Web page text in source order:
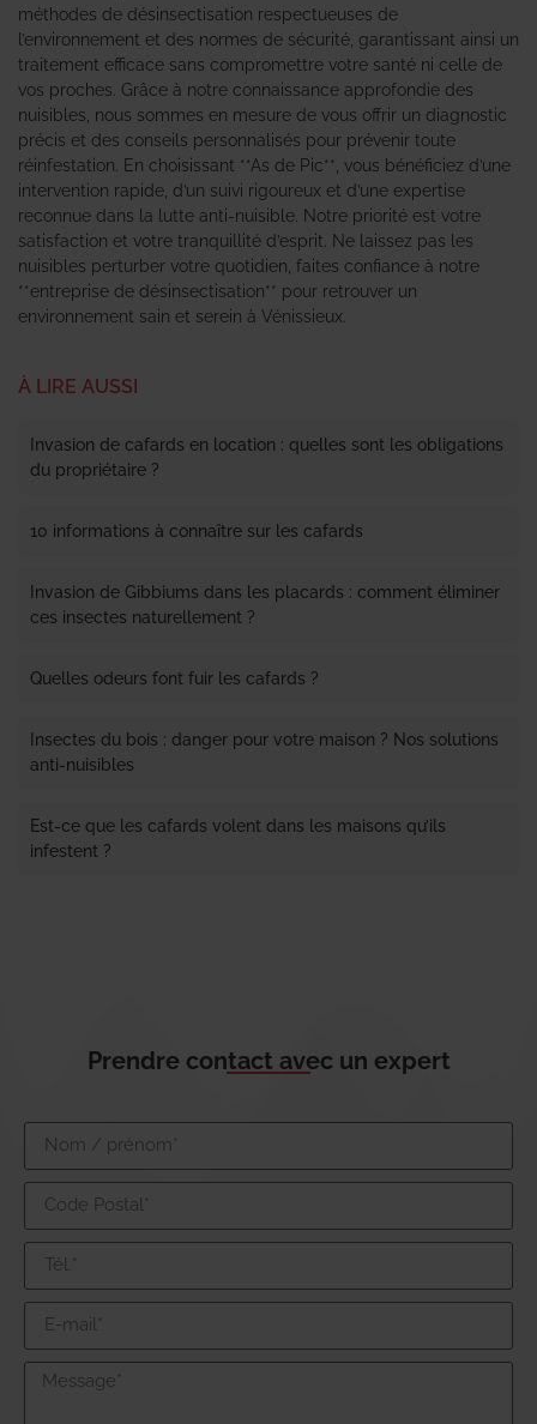
méthodes de désinsectisation respectueuses de
l’environnement et des normes de sécurité, garantissant ainsi un
traitement efficace sans compromettre votre santé ni celle de
vos proches. Grâce à notre connaissance approfondie des
nuisibles, nous sommes en mesure de vous offrir un diagnostic
précis et des conseils personnalisés pour prévenir toute
réinfestation. En choisissant **As de Pic**, vous bénéficiez d’une
intervention rapide, d’un suivi rigoureux et d’une expertise
reconnue dans la lutte anti-nuisible. Notre priorité est votre
satisfaction et votre tranquillité d’esprit. Ne laissez pas les
nuisibles perturber votre quotidien, faites confiance à notre
**entreprise de désinsectisation** pour retrouver un
environnement sain et serein à Vénissieux.
À LIRE AUSSI
Invasion de cafards en location : quelles sont les obligations
du propriétaire ?
10 informations à connaître sur les cafards
Invasion de Gibbiums dans les placards : comment éliminer
ces insectes naturellement ?
Quelles odeurs font fuir les cafards ?
Insectes du bois : danger pour votre maison ? Nos solutions
anti-nuisibles
Est-ce que les cafards volent dans les maisons qu’ils
infestent ?
Prendre contact avec un expert